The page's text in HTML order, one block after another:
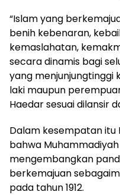
“Islam yang
benih kebenaran,
kemaslahatan,
secara dinamis bagi
yang menjunjungtinggi
laki maupun
Haedar sesuai dilansir
Dalam kesempatan itu
bahwa
mengembangkan
berkemajuan
pada tahun 1912.